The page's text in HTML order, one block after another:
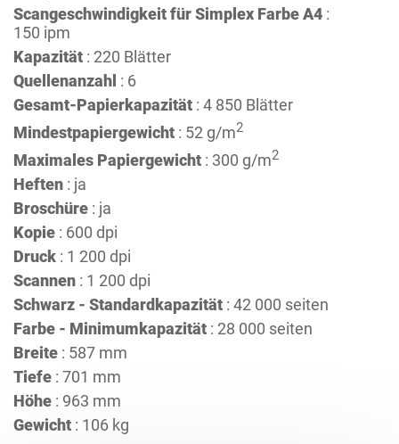
Scangeschwindigkeit für Simplex Farbe A4 :
150 ipm
Kapazität : 220 Blätter
Quellenanzahl : 6
Gesamt-Papierkapazität : 4 850 Blätter
Mindestpapiergewicht : 52 g/m2
Maximales Papiergewicht : 300 g/m2
Heften : ja
Broschüre : ja
Kopie : 600 dpi
Druck : 1 200 dpi
Scannen : 1 200 dpi
Schwarz - Standardkapazität : 42 000 seiten
Farbe - Minimumkapazität : 28 000 seiten
Breite : 587 mm
Tiefe : 701 mm
Höhe : 963 mm
Gewicht : 106 kg